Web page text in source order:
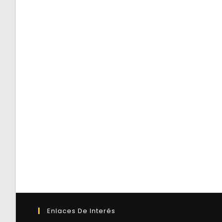
Enlaces De Interés